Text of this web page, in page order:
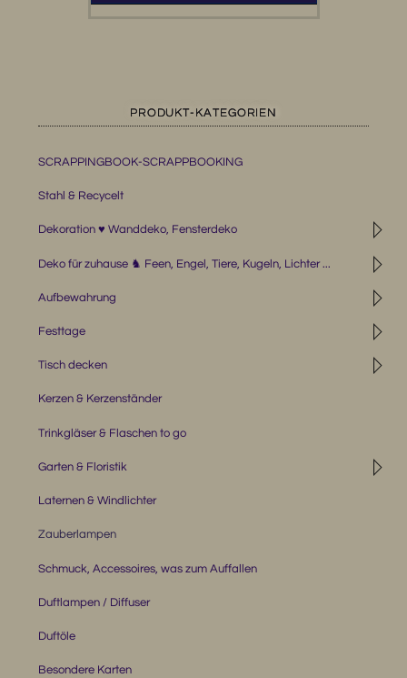
PRODUKT-KATEGORIEN
SCRAPPINGBOOK-SCRAPPBOOKING
Stahl & Recycelt
◹
Dekoration ♥ Wanddeko, Fensterdeko
◹
Deko für zuhause ♞ Feen, Engel, Tiere, Kugeln, Lichter ...
◹
Aufbewahrung
◹
Festtage
◹
Tisch decken
Kerzen & Kerzenständer
Trinkgläser & Flaschen to go
◹
Garten & Floristik
Laternen & Windlichter
Zauberlampen
Schmuck, Accessoires, was zum Auffallen
Duftlampen / Diffuser
Duftöle
Besondere Karten